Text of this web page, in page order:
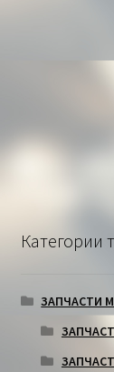
Категории
ЗАПЧАСТИ